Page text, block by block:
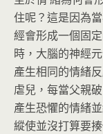
住呢？這是因為
經會形成一個固
時，大腦的神經
產生相同的情緒
虐兒，每當父親
產生恐懼的情緒
縱使並沒打算要